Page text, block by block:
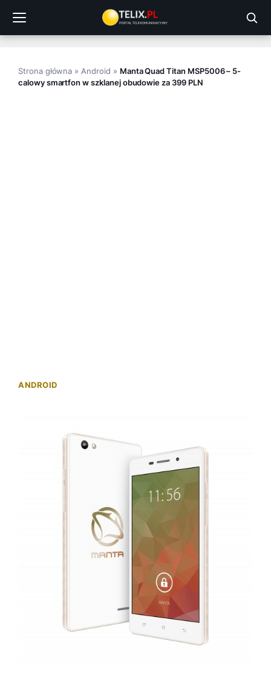
treści
Strona główna » Android » Manta Quad Titan MSP5006 – 5-
calowy smartfon w szklanej obudowie za 399 PLN
ANDROID